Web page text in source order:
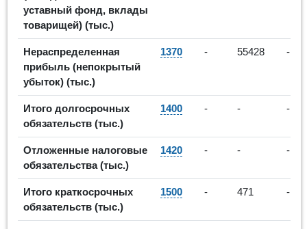
уставный фонд, вклады
товарищей) (тыс.)
Нераспределенная
прибыль (непокрытый
убыток) (тыс.)
1370 - 55428 -
Итого долгосрочных
обязательств (тыс.)
1400 - - -
Отложенные налоговые
обязательства (тыс.)
1420 - - -
Итого краткосрочных
обязательств (тыс.)
1500 - 471 -